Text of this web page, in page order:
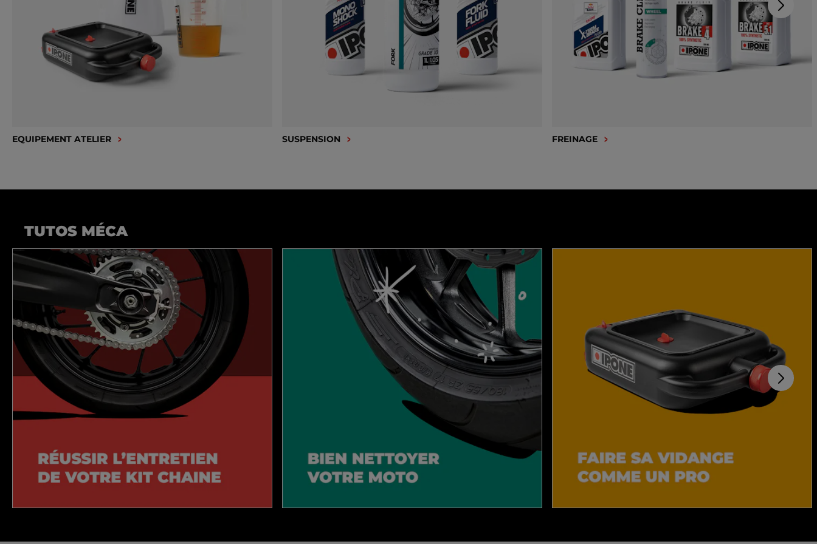
EQUIPEMENT ATELIER SUSPENSION FREINAGE
TUTOS MÉCA